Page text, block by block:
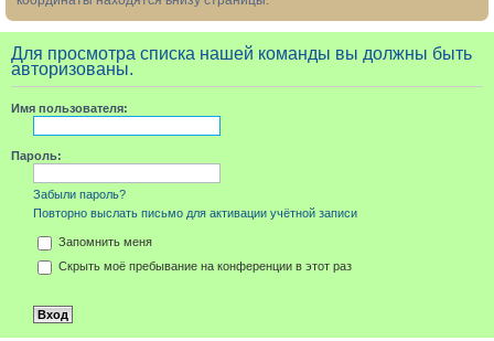
Для просмотра списка нашей команды вы должны быть
авторизованы.
Имя пользователя:
Пароль:
Забыли пароль?
Повторно выслать письмо для активации учётной записи
Запомнить меня
Скрыть моё пребывание на конференции в этот раз